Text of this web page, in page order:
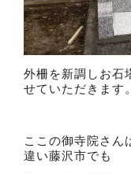
外柵を新調しお石
せていただきます。
ここの御寺院さん
違い藤沢市でも